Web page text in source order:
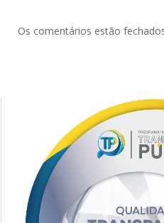
Os comentários estão